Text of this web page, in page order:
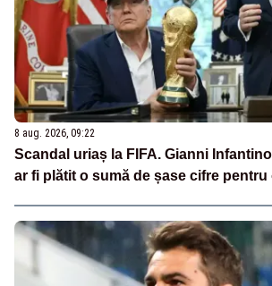
8 aug. 2026, 09:22
Scandal uriaș la FIFA. Gianni
ar fi plătit o sumă de șase cifre